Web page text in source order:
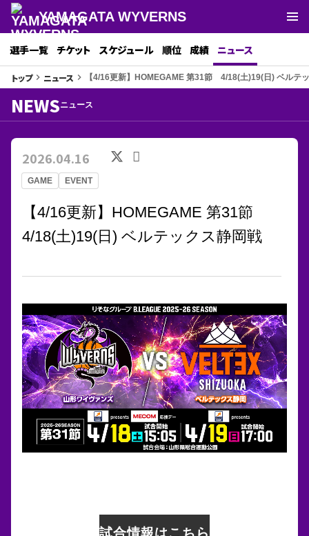
YAMAGATA WYVERNS
選手一覧 チケット スケジュール 順位 成績 ニュース
トップkeyboard_arrow_right ニュース keyboard_arrow_right 【4/16更新】HOMEGAME 第31節 4/18(土)19(日) ベルテ
NEWSニュース
GAME EVENT
2026.04.16
【4/16更新】HOMEGAME 第31節
4/18(土)19(日) ベルテックス静岡戦
試合情報はこちら